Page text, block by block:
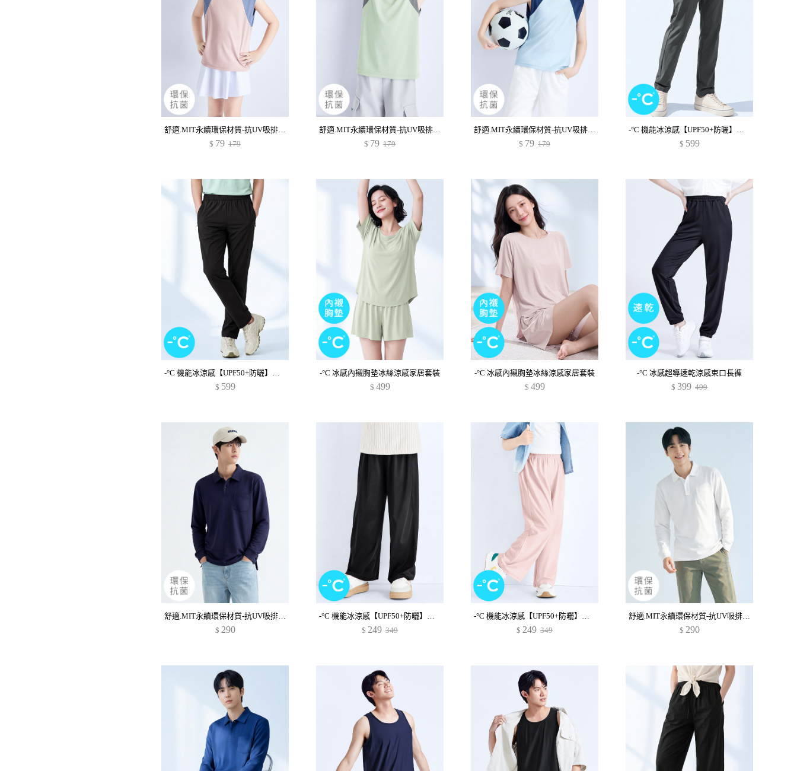
舒適.MIT永續環保材質-抗UV吸排抗菌配色背心-童裝
$ 79 179
舒適.MIT永續環保材質-抗UV吸排抗菌配色背心-童裝
$ 79 179
舒適.MIT永續環保材質-抗UV吸排抗菌配色背心-童裝
$ 79 179
-°C 機能冰涼感【UPF50+防曬】休閒長褲-男裝
$ 599
-°C 機能冰涼感【UPF50+防曬】休閒長褲-男裝
$ 599
-°C 冰感內襯胸墊冰絲涼感家居套裝
$ 499
-°C 冰感內襯胸墊冰絲涼感家居套裝
$ 499
-°C 冰感超導速乾涼感束口長褲
$ 399 499
舒適.MIT永續環保材質-抗UV吸排抗菌口袋長袖polo衫-男裝
$ 290
-°C 機能冰涼感【UPF50+防曬】垂感寬褲-女童
$ 249 349
-°C 機能冰涼感【UPF50+防曬】垂感寬褲-女童
$ 249 349
舒適.MIT永續環保材質-抗UV吸排抗菌口袋長袖polo衫-男裝
$ 290